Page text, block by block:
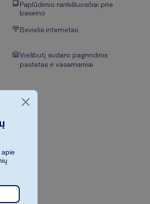
Paplūdimio rankšluosčiai prie
baseino
Bevielis internetas
Viešbutį sudaro pagrindinis
pastatas ir vasarnamiai